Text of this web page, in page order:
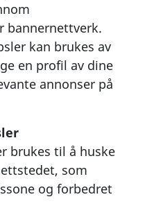
bannernettverk.
kan brukes av
en profil av dine
annonser på
brukes til å huske
som
og forbedret